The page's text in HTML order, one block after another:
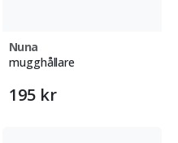
Nuna
mugghållare
195 kr